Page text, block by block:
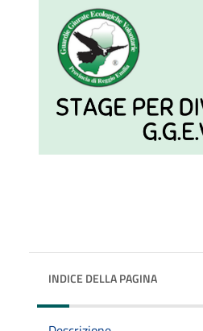
INDICE DELLA PAGINA